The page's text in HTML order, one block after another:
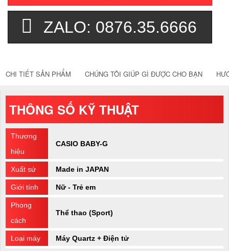
ZALO: 0876.35.6666
CHI TIẾT SẢN PHẨM CHÚNG TÔI GIÚP GÌ ĐƯỢC CHO BẠN
THÔNG SỐ KỸ THUẬT
Thương
hiệu
CASIO BABY-G
Xuất sứ Made in JAPAN
Giới tính Nữ - Trẻ em
Phong
cách
Thể thao (Sport)
Loại máy Máy Quartz + Điện tử